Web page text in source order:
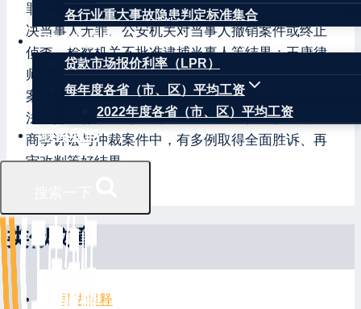
各行业重大事故隐患判定标准集合
权威数据
贷款市场报价利率（LPR）
每年度各省（市、区）平均工资
2022年度各省（市、区）平均工资
联系我们
罪、合同诈骗罪等刑事案件中，有多例获得法院判
决当事人无罪、公安机关对当事人撤销案件或终止
侦查、检察机关不批准逮捕当事人等结果；王康律
师代理的因生产安全事故行政处罚引发的行政诉讼
案件中，有多例获法院判决确认行政处罚决定违
法、撤销行政处罚决定的结果；王康律师代理的民
商事诉讼与仲裁案件中，有多例取得全面胜诉、再
审改判等好结果。
类似文章
司法解释